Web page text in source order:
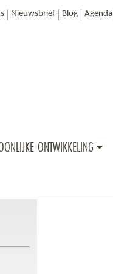
Nieuwsbrief Blog Agenda
ONTWIKKELING